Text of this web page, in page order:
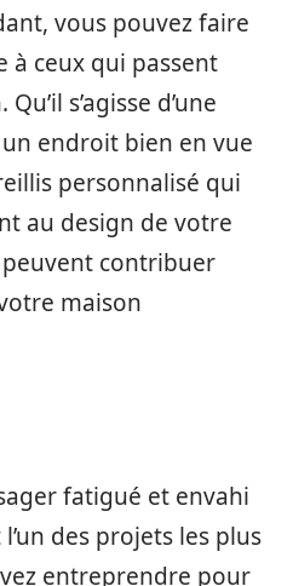
vous pouvez faire
ceux qui passent
s’agisse d’une
endroit bien en vue
personnalisé qui
au design de votre
contribuer
maison
fatigué et envahi
des projets les plus
entreprendre pour